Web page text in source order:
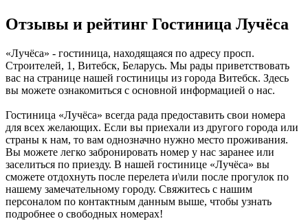
Отзывы и рейтинг Гостиница Лучёса
«Лучёса» - гостиница, находящаяся по адресу просп.
Строителей, 1, Витебск, Беларусь. Мы рады приветствовать
вас на странице нашей гостиницы из города Витебск. Здесь
вы можете ознакомиться с основной информацией о нас.
Гостиница «Лучёса» всегда рада предоставить свои номера
для всех желающих. Если вы приехали из другого города или
страны к нам, то вам однозначно нужно место проживания.
Вы можете легко забронировать номер у нас заранее или
заселиться по приезду. В нашей гостинице «Лучёса» вы
сможете отдохнуть после перелета и\или после прогулок по
нашему замечательному городу. Свяжитесь с нашим
персоналом по контактным данным выше, чтобы узнать
подробнее о свободных номерах!